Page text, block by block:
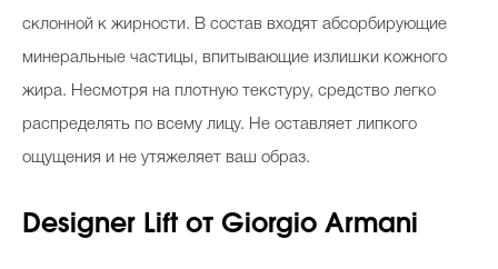
склонной к жирности. В состав входят абсорбирующие
минеральные частицы, впитывающие излишки кожного
жира. Несмотря на плотную текстуру, средство легко
распределять по всему лицу. Не оставляет липкого
ощущения и не утяжеляет ваш образ.
Designer Lift от Giorgio Armani